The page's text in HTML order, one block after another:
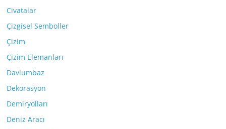
Civatalar
Çizgisel Semboller
Çizim
Çizim Elemanları
Davlumbaz
Dekorasyon
Demiryolları
Deniz Aracı